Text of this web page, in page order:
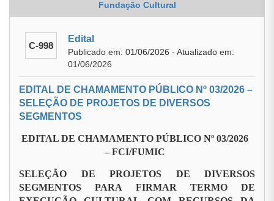
Fundação Cultural
C-998
Edital
Publicado em: 01/06/2026 - Atualizado em:
01/06/2026
EDITAL DE CHAMAMENTO PÚBLICO Nº 03/2026 –
SELEÇÃO DE PROJETOS DE DIVERSOS
SEGMENTOS
EDITAL DE CHAMAMENTO PÚBLICO Nº 03/2026
– FCI/FUMIC
SELEÇÃO DE PROJETOS DE DIVERSOS
SEGMENTOS PARA FIRMAR TERMO DE